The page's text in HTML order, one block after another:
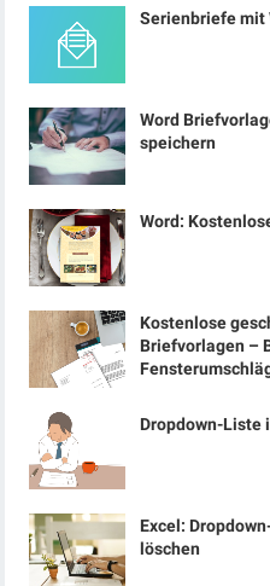
Serienbriefe mit
Word
speichern
Word:
Kostenlose
Briefvorlagen –
Dropdown-Liste
Excel:
löschen